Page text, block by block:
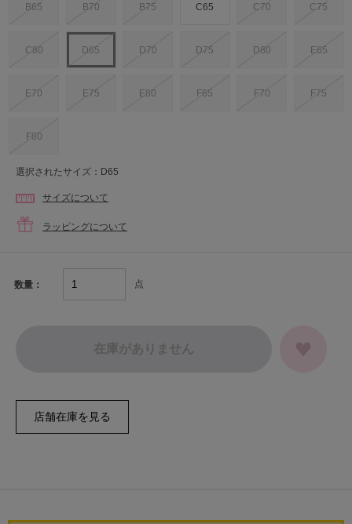
B65 B70 B75 C65 C70 C75
C80 D65 D70 D75 D80 E65
E70 E75 E80 F65 F70 F75
F80
選択されたサイズ：D65
サイズについて
ラッピングについて
数量： 点
在庫がありません